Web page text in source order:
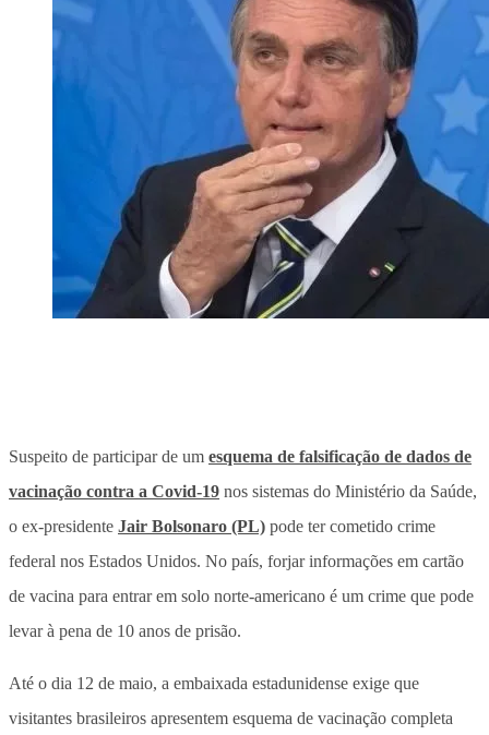
Suspeito de participar de um esquema de falsificação de dados de
vacinação contra a Covid-19 nos sistemas do Ministério da Saúde,
o ex-presidente Jair Bolsonaro (PL) pode ter cometido crime
federal nos Estados Unidos. No país, forjar informações em cartão
de vacina para entrar em solo norte-americano é um crime que pode
levar à pena de 10 anos de prisão.
Até o dia 12 de maio, a embaixada estadunidense exige que
visitantes brasileiros apresentem esquema de vacinação completa